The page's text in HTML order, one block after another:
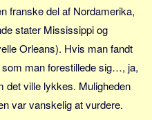
franske del af Nordamerika,
stater Mississippi og
Orleans). Hvis man fandt
man forestillede sig…, ja,
det ville lykkes. Muligheden
var vanskelig at vurdere.